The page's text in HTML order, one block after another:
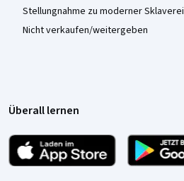
Stellungnahme zu moderner Sklaverei
Nicht verkaufen/weitergeben
Überall lernen